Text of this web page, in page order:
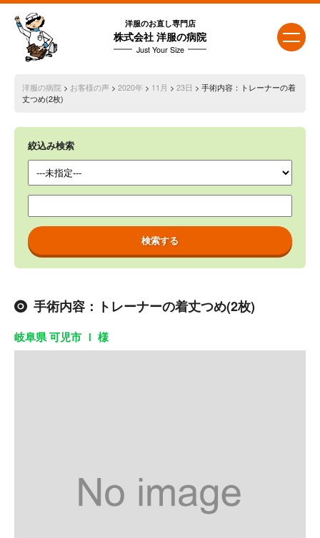
洋服のお直し専門店
株式会社 洋服の病院
Just Your Size
洋服の病院 > お客様の声> 2020年 > 11月 > 23日 > 手術内容：トレーナーの着
丈つめ(2枚)
絞込み検索
手術内容：トレーナーの着丈つめ(2枚)
岐阜県 可児市 Ｉ 様